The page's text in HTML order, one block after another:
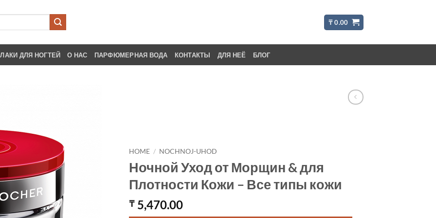
₸0.00
ЛАКИ ДЛЯ НОГТЕЙ О НАС ПАРФЮМЕРНАЯ ВОДА КОНТАКТЫ ДЛЯ НЕЁ БЛОГ
HOME / NOCHNOJ-UHOD
Ночной Уход от Морщин & для
Плотности Кожи – Все типы кожи
₸5,470.00